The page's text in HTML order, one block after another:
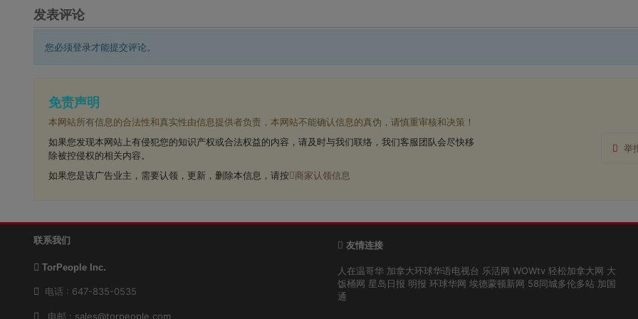
发表评论
您必须登录才能提交评论。
免责声明
本网站所有信息的合法性和真实性由信息提供者负责，本网站不能确认信息的真伪，请慎重审核和决策！
如果您发现本网站上有侵犯您的知识产权或合法权益的内容，请及时与我们联络，我们客服团队会尽快移
除被控侵权的相关内容。
举
如果您是该广告业主，需要认领，更新，删除本信息，请按 商家认领信息
联系我们
TorPeople Inc.
电话 : 647-835-0535
电邮 : sales@torpeople.com
友情连接
人在温哥华 加拿大环球华语电视台 乐活网 WOWtv 轻松加拿大网 大
饭桶网 星岛日报 明报 环球华网 埃德蒙顿新网 58同城多伦多站 加国
通